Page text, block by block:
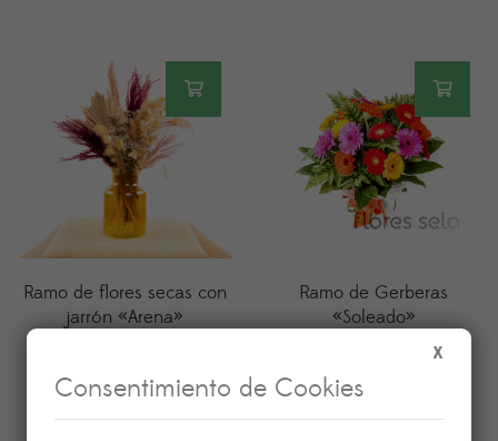
hasta
Ramo de flores secas con
jarrón «Arena»
Ramo de Gerberas
«Soleado»
IVA incluido
X
Consentimiento de Cookies